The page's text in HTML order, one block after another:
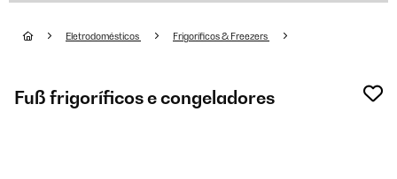
Eletrodomésticos Frigoríficos & Freezers
Fuß frigoríficos e congeladores